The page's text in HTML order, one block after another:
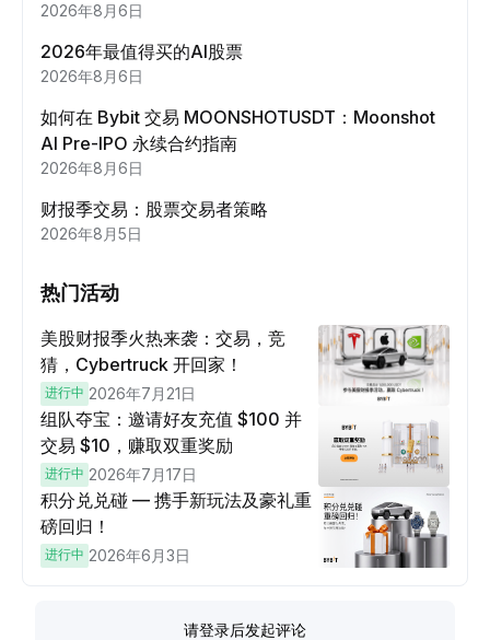
2026年8月6日
2026年最值得买的AI股票
2026年8月6日
如何在 Bybit 交易 MOONSHOTUSDT：Moonshot
AI Pre-IPO 永续合约指南
2026年8月6日
财报季交易：股票交易者策略
2026年8月5日
热门活动
美股财报季火热来袭：交易，竞
猜，Cybertruck 开回家！
进行中 2026年7月21日
组队夺宝：邀请好友充值 $100 并
交易 $10，赚取双重奖励
进行中 2026年7月17日
积分兑兑碰 — 携手新玩法及豪礼重
磅回归！
进行中 2026年6月3日
请登录后发起评论